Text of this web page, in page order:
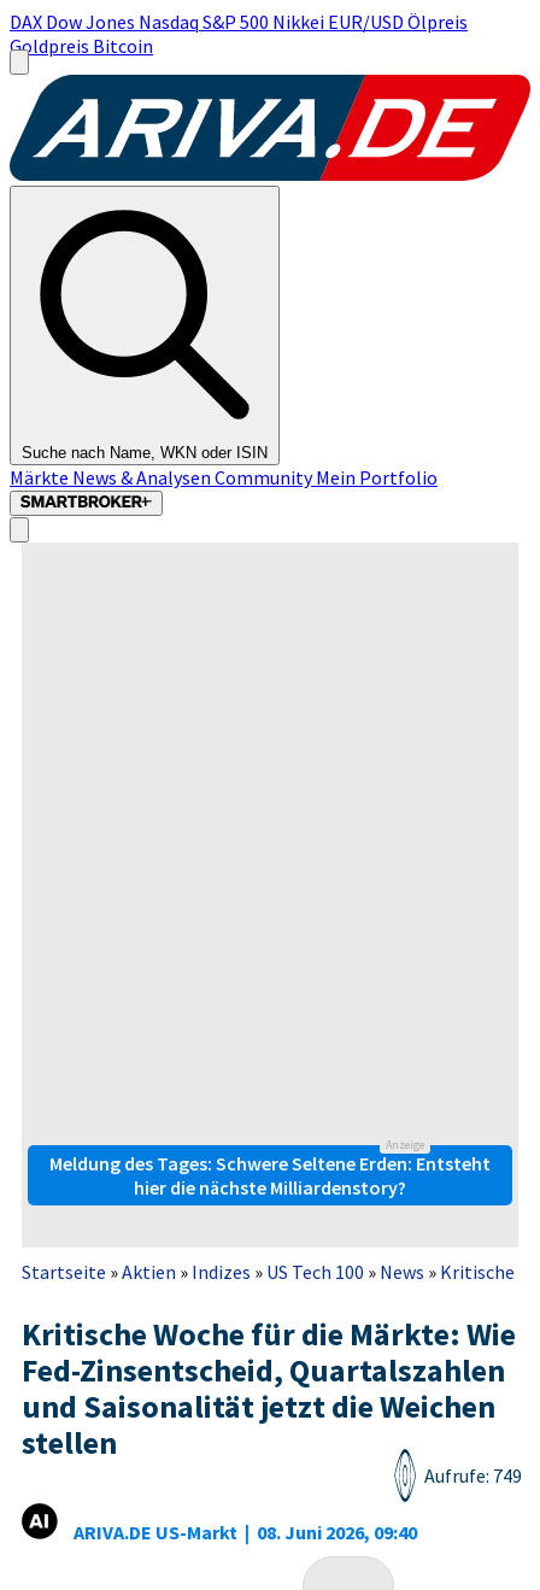
DAX Dow Jones Nasdaq S&P 500 Nikkei EUR/USD Ölpreis
Goldpreis Bitcoin
Suche nach Name, WKN oder ISIN
Märkte News & Analysen CommunityMein Portfolio
Anzeige
Meldung des Tages: Schwere Seltene Erden: Entsteht
hier die nächste Milliardenstory?
Startseite »Aktien » Indizes » US Tech 100 » News » Kritische
Kritische Woche für die Märkte: Wie
Fed-Zinsentscheid, Quartalszahlen
und Saisonalität jetzt die Weichen
stellen
ARIVA.DE US-Markt | 08. Juni 2026, 09:40
Aufrufe: 749